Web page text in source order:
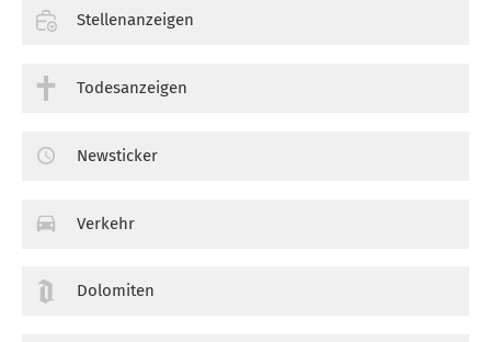
Stellenanzeigen
Todesanzeigen
Newsticker
Verkehr
Dolomiten